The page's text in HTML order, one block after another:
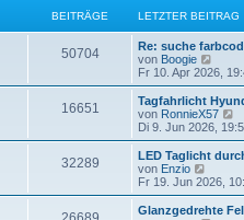
r
a
g
t
e
r
e
i
t
r
a
g
BEITRÄGE LETZTER BEITRAG
50704
Re: suche
von Boogie
e
u
e
s
t
e
B
e
i
r
Fr 10. Apr 2026,
16651
Tagfahrlicht
von RonnieX57
e
u
e
t
Di 9. Jun 2026,
32289
LED Taglicht
von Enzio
e
u
e
Fr 19. Jun 2026,
Glanzgedrehte